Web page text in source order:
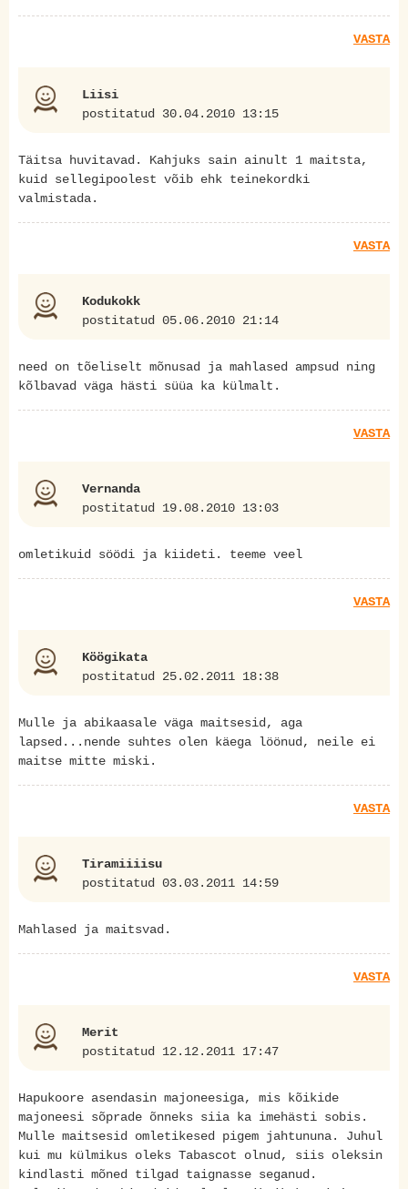
VASTA
Liisi
postitatud 30.04.2010 13:15
Täitsa huvitavad. Kahjuks sain ainult 1 maitsta,
kuid sellegipoolest võib ehk teinekordki
valmistada.
VASTA
Kodukokk
postitatud 05.06.2010 21:14
need on tõeliselt mõnusad ja mahlased ampsud ning
kõlbavad väga hästi süüa ka külmalt.
VASTA
Vernanda
postitatud 19.08.2010 13:03
omletikuid söödi ja kiideti. teeme veel
VASTA
Köögikata
postitatud 25.02.2011 18:38
Mulle ja abikaasale väga maitsesid, aga
lapsed...nende suhtes olen käega löönud, neile ei
maitse mitte miski.
VASTA
Tiramiiiisu
postitatud 03.03.2011 14:59
Mahlased ja maitsvad.
VASTA
Merit
postitatud 12.12.2011 17:47
Hapukoore asendasin majoneesiga, mis kõikide
majoneesi sõprade õnneks siia ka imehästi sobis.
Mulle maitsesid omletikesed pigem jahtununa. Juhul
kui mu külmikus oleks Tabascot olnud, siis oleksin
kindlasti mõned tilgad taignasse seganud.